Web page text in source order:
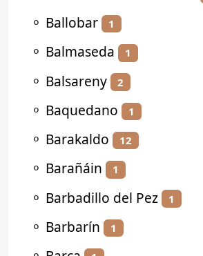
⚬ Ballobar 1
⚬ Balmaseda 1
⚬ Balsareny 2
⚬ Baquedano 1
⚬ Barakaldo 12
⚬ Barañáin 1
⚬ Barbadillo del Pez 1
⚬ Barbarín 1